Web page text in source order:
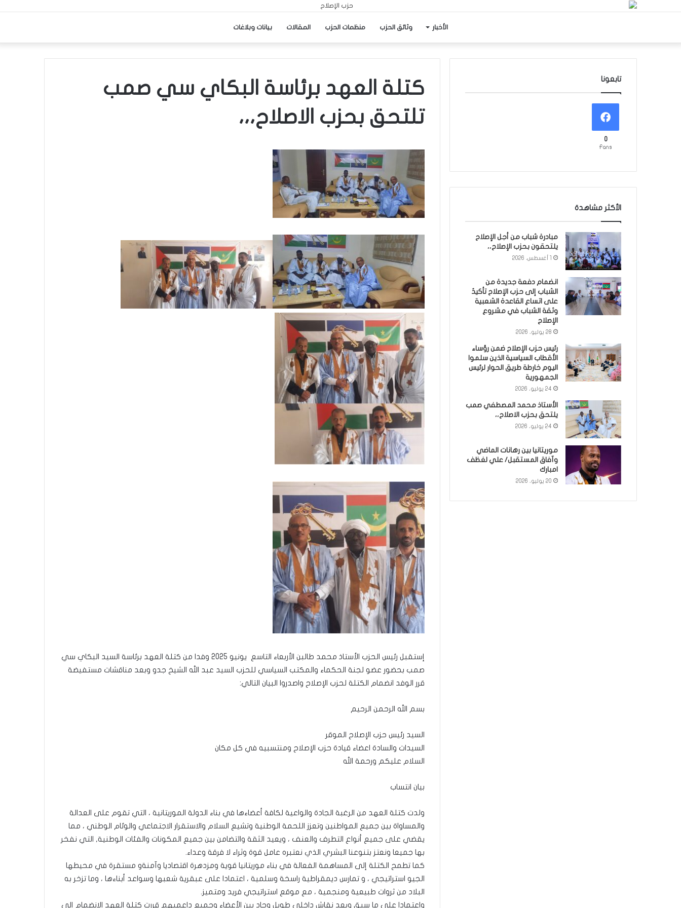
الأخبار وثائق الحزب منظمات الحزب المقالات بيانات وبلاغات
كتلة العهد برئاسة البكاي سي صمب
تلتحق بحزب الاصلاح،،،
إستقبل رئيس الحزب الأستاذ محمد طالبن الأربعاء التاسع يونيو 2025 وفدا من كتلة العهد برئاسة السيد البكاي سي
صمب بحضور عضو لجنة الحكماء والمكتب السياسي للحزب السيد عبد الله الشيخ جدو وبعد مناقشات مستفيضة
قرر الوفد انضمام الكتلة لحزب الإصلاح واصدروا البيان التالي:
بسم الله الرحمن الرحيم
السيد رئيس حزب الإصلاح الموقر
السيدات والسادة اعضاء قيادة حزب الإصلاح ومنتسبيه في كل مكان
السلام عليكم ورحمة الله
بيان انتساب
ولدت كتلة العهد من الرغبة الجادة والواعية لكافة أعضاءها في بناء الدولة الموريتانية ، التي تقوم على العدالة
والمساواة بين جميع المواطنين وتعزز اللحمة الوطنية وتشيع السلام والاستقرار الاجتماعي والوئام الوطني ، مما
يقضي على جميع أنواع التطرف والعنف ، ويعيد الثقة والتضامن بين جميع المكونات والفئات الوطنية, التي نفخر
بها جميعا ونعتز بتنوعنا البشري الذي نعتبره عامل قوة وثراء لا فرقة وعداء.
كما تطمح الكتلة إلى المساهمة الفعالة في بناء موريتانيا قوية ومزدهرة اقتصاديا وآمنةو مستقرة في محيطها
الجيو استراتيجي ، و تمارس ديمقراطية راسخة وسلمية ، اعتمادا على عبقرية شعبها وسواعد أبناءها ، وما تزخر به
البلاد من ثروات طبيعية ومنجمية ، مع موقع استراتيجي فريد ومتميز.
واعتمادا على ما سبق وبعد نقاش داخلي طويل وجاد بين الأعضاء وجميع داعميهم قررت كتلة العهد الانضمام إلى
تابعونا
0
Fans
الأكثر مشاهدة
مبادرة شباب من أجل الإصلاح
يلتحقون بحزب الإصلاح،،
انضمام دفعة جديدة من
الشباب إلى حزب الإصلاح تأكيدٌ
على اتساع القاعدة الشعبية
وثقة الشباب في مشروع
الإصلاح
28 يوليو، 2026
رئيس حزب الإصلاح ضمن رؤساء
الأقطاب السياسية الذين سلموا
اليوم خارطة طريق الحوار لرئيس
الجمهورية
24 يوليو، 2026
الأستاذ محمد المصطفي صمب
يلتحق بحزب الاصلاح،،
24 يوليو، 2026
موريتانيا بين رهانات الماضي
وآفاق المستقبل/ علي لغظف
امبارك
20 يوليو، 2026